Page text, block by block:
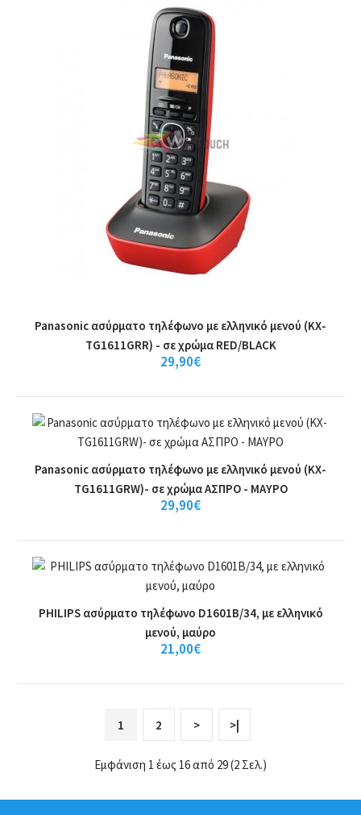
Panasonic KX-TG1611 Black / Gray
ΧαρακτηριστικάΟθόνη ΜονόχρωμηΘέσεις Μνήμης 50Set
MonoΛειτουργίεςΔυνατότητες Αναγνώριση ΚλήσηςΔ..
29,90€
Καλάθι
+Αγαπημένο
Panasonic KX-TG2511 Ασύρματο
Τηλέφωνο με Aνοιχτή Aκρόαση - Black
Panasonic ασύρματο τηλέφωνο με ελληνικό μενού (KX-
TG1611GRR) - σε χρώμα RED/BLACK
29,90€
Panasonic ασύρματο τηλέφωνο με ελληνικό μενού (KX-
TG1611GRW)- σε χρώμα AΣΠPO - MAYPO
29,90€
PHILIPS ασύρματο τηλέφωνο D1601B/34, με ελληνικό
μενού, μαύρο
21,00€
1 2 > >|
Εμφάνιση 1 έως 16 από 29 (2 Σελ.)